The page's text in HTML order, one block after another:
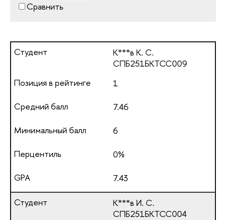
Сравнить
К***в К. С.
СПБ251БКТСС009
1
7.46
6
0%
7.43
К***в И. С.
СПБ251БКТСС004